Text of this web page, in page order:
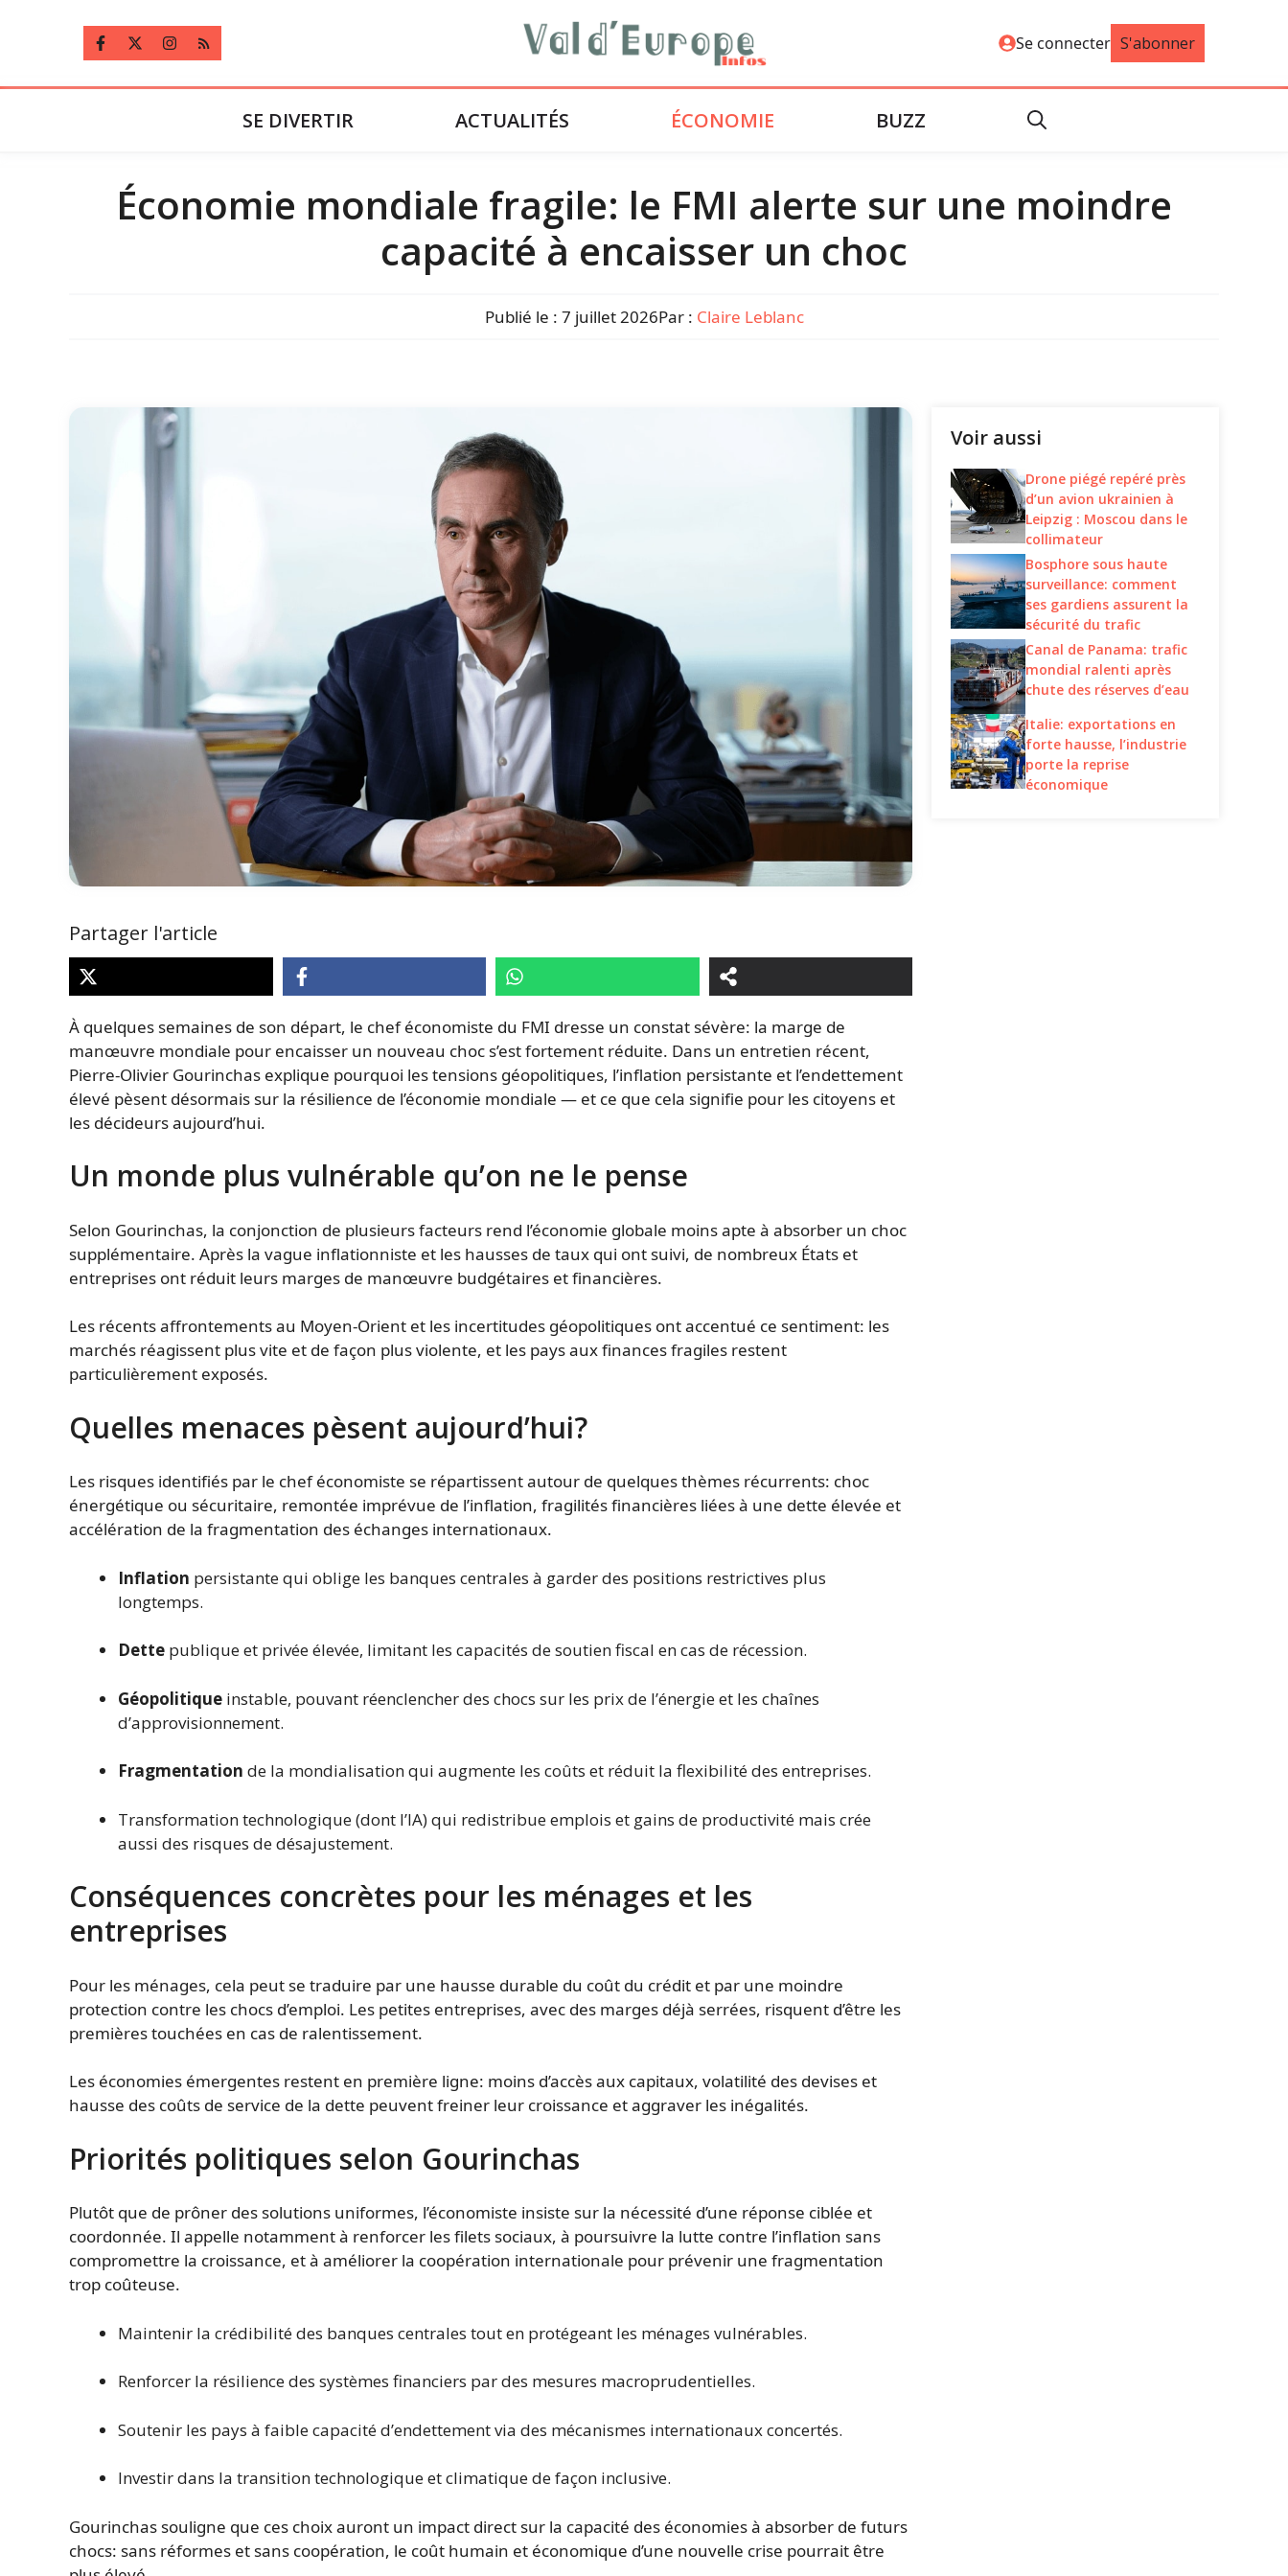
Se connecter S'abonner
SE DIVERTIR ACTUALITÉS ÉCONOMIE BUZZ
Économie mondiale fragile: le FMI alerte sur une moindre
capacité à encaisser un choc
Publié le : 7 juillet 2026Par : Claire Leblanc
Partager l'article
À quelques semaines de son départ, le chef économiste du FMI dresse un constat sévère: la marge de
manœuvre mondiale pour encaisser un nouveau choc s’est fortement réduite. Dans un entretien récent,
Pierre-Olivier Gourinchas explique pourquoi les tensions géopolitiques, l’inflation persistante et l’endettement
élevé pèsent désormais sur la résilience de l’économie mondiale — et ce que cela signifie pour les citoyens et
les décideurs aujourd’hui.
Un monde plus vulnérable qu’on ne le pense
Selon Gourinchas, la conjonction de plusieurs facteurs rend l’économie globale moins apte à absorber un choc
supplémentaire. Après la vague inflationniste et les hausses de taux qui ont suivi, de nombreux États et
entreprises ont réduit leurs marges de manœuvre budgétaires et financières.
Les récents affrontements au Moyen-Orient et les incertitudes géopolitiques ont accentué ce sentiment: les
marchés réagissent plus vite et de façon plus violente, et les pays aux finances fragiles restent
particulièrement exposés.
Quelles menaces pèsent aujourd’hui?
Les risques identifiés par le chef économiste se répartissent autour de quelques thèmes récurrents: choc
énergétique ou sécuritaire, remontée imprévue de l’inflation, fragilités financières liées à une dette élevée et
accélération de la fragmentation des échanges internationaux.
Inflation persistante qui oblige les banques centrales à garder des positions restrictives plus
longtemps.
Dette publique et privée élevée, limitant les capacités de soutien fiscal en cas de récession.
Géopolitique instable, pouvant réenclencher des chocs sur les prix de l’énergie et les chaînes
d’approvisionnement.
Fragmentation de la mondialisation qui augmente les coûts et réduit la flexibilité des entreprises.
Transformation technologique (dont l’IA) qui redistribue emplois et gains de productivité mais crée
aussi des risques de désajustement.
Conséquences concrètes pour les ménages et les
entreprises
Pour les ménages, cela peut se traduire par une hausse durable du coût du crédit et par une moindre
protection contre les chocs d’emploi. Les petites entreprises, avec des marges déjà serrées, risquent d’être les
premières touchées en cas de ralentissement.
Les économies émergentes restent en première ligne: moins d’accès aux capitaux, volatilité des devises et
hausse des coûts de service de la dette peuvent freiner leur croissance et aggraver les inégalités.
Priorités politiques selon Gourinchas
Plutôt que de prôner des solutions uniformes, l’économiste insiste sur la nécessité d’une réponse ciblée et
coordonnée. Il appelle notamment à renforcer les filets sociaux, à poursuivre la lutte contre l’inflation sans
compromettre la croissance, et à améliorer la coopération internationale pour prévenir une fragmentation
trop coûteuse.
Maintenir la crédibilité des banques centrales tout en protégeant les ménages vulnérables.
Renforcer la résilience des systèmes financiers par des mesures macroprudentielles.
Soutenir les pays à faible capacité d’endettement via des mécanismes internationaux concertés.
Investir dans la transition technologique et climatique de façon inclusive.
Gourinchas souligne que ces choix auront un impact direct sur la capacité des économies à absorber de futurs
chocs: sans réformes et sans coopération, le coût humain et économique d’une nouvelle crise pourrait être
Voir aussi
Drone piégé repéré près
d’un avion ukrainien à
Leipzig : Moscou dans le
collimateur
Bosphore sous haute
surveillance: comment
ses gardiens assurent la
sécurité du trafic
Canal de Panama: trafic
mondial ralenti après
chute des réserves d’eau
Italie: exportations en
forte hausse, l’industrie
porte la reprise
économique